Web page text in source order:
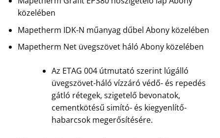
közelében
Mapetherm IDK-N műanyag dűbel Abony közelében
Mapetherm Net üvegszövet háló Abony közelében
Az ETAG 004 útmutató szerint lúgálló
üvegszövet-háló vízzáró védő- és repedés
gátló rétegek, szigetelő bevonatok,
cementkötésű simító- és kiegyenlítő-
habarcsok megerősítésére.